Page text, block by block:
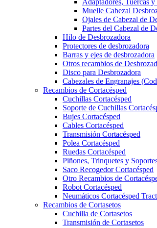
Adaptadores, Tuercas
Muelle Cabezal
Ojales de Cabezal de
Partes del Cabezal de
Hilo de Desbrozadora
Protectores de desbrozadora
Barras y ejes de desbrozadora
Otros recambios de
Disco para Desbrozadora
Cabezales de Engranajes
Recambios de Cortacésped
Cuchillas Cortacésped
Soporte de Cuchillas
Bujes Cortacésped
Cables Cortacésped
Transmisión Cortacésped
Polea Cortacésped
Ruedas Cortacésped
Piñones, Trinquetes y
Saco Recogedor Cortacésped
Otro Recambios de
Robot Cortacésped
Neumáticos Cortacésped
Recambios de Cortasetos
Cuchilla de Cortasetos
Transmisión de Cortasetos